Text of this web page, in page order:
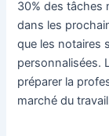
30% des tâches
dans les
que les notaires
personnalisées.
préparer la
marché du